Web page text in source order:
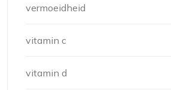
vermoeidheid
vitamin c
vitamin d